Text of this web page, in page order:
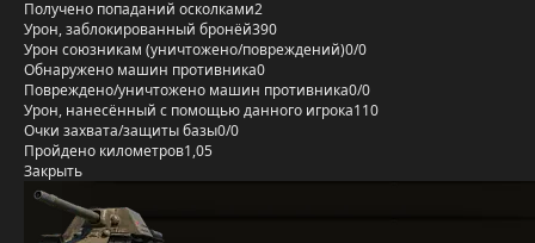
Получено попаданий осколками2
Урон, заблокированный бронёй390
Урон союзникам (уничтожено/повреждений)0/0
Обнаружено машин противника0
Повреждено/уничтожено машин противника0/0
Урон, нанесённый с помощью данного игрока110
Очки захвата/защиты базы0/0
Пройдено километров1,05
Закрыть